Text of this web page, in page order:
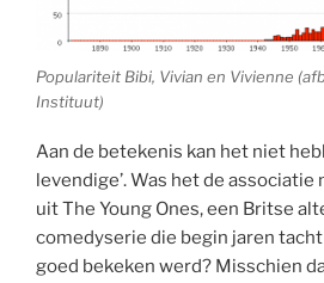
Populariteit Bibi, Vivian en Vivienne
Instituut)
Aan de betekenis kan het niet
levendige’. Was het de
uit The Young Ones, een Britse
comedyserie die begin jaren
goed bekeken werd? Misschien